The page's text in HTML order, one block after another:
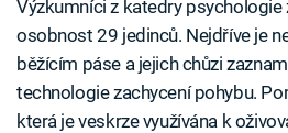
Výzkumníci z katedry psychologie
osobnost 29 jedinců. Nejdříve je
běžícím páse a jejich chůzi
technologie zachycení pohybu.
která je veskrze využívána k